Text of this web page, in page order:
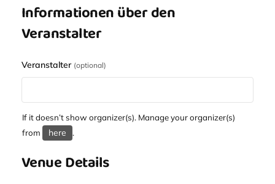
Informationen über den
Veranstalter
Veranstalter (optional)
If it doesn’t show organizer(s). Manage your organizer(s)
from
here .
Venue Details